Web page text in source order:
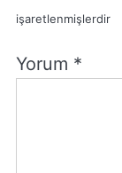
işaretlenmişlerdir
Yorum *